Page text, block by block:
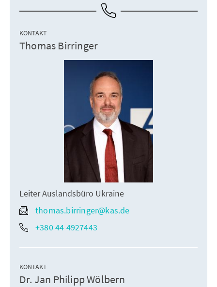
KONTAKT
Thomas Birringer
Leiter Auslandsbüro Ukraine
thomas.birringer@kas.de
+380 44 4927443
KONTAKT
Dr. Jan Philipp Wölbern